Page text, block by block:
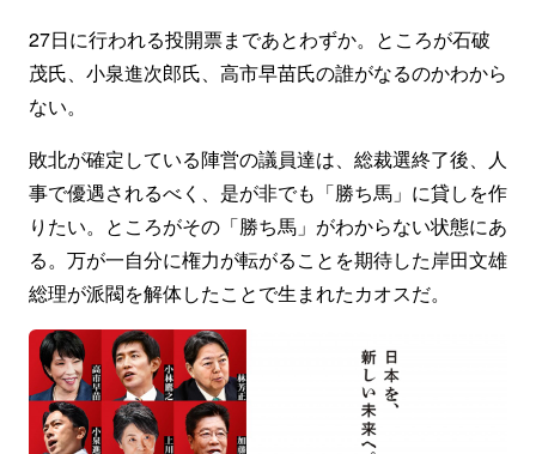
27日に行われる投開票まであとわずか。ところが石破
茂氏、小泉進次郎氏、高市早苗氏の誰がなるのかわから
ない。
敗北が確定している陣営の議員達は、総裁選終了後、人
事で優遇されるべく、是が非でも「勝ち馬」に貸しを作
りたい。ところがその「勝ち馬」がわからない状態にあ
る。万が一自分に権力が転がることを期待した岸田文雄
総理が派閥を解体したことで生まれたカオスだ。